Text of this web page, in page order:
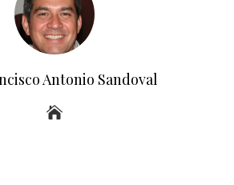
Antonio Sandoval